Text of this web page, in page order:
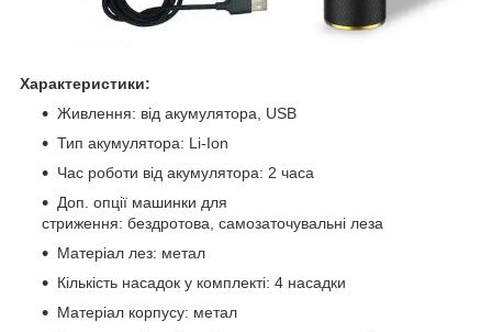
Характеристики:
Живлення: від акумулятора, USB
Тип акумулятора: Li-Ion
Час роботи від акумулятора: 2 часа
Доп. опції машинки для
стриження: бездротова, самозаточувальні леза
Матеріал лез: метал
Кількість насадок у комплекті: 4 насадки
Матеріал корпусу: метал